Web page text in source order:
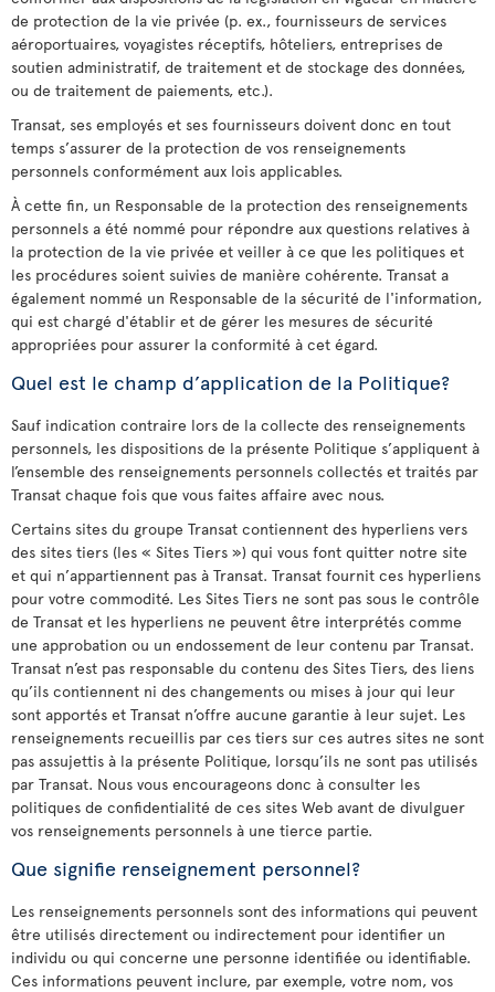
de protection de la vie privée (p. ex., fournisseurs de services
aéroportuaires, voyagistes réceptifs, hôteliers, entreprises de
soutien administratif, de traitement et de stockage des données,
ou de traitement de paiements, etc.).
Transat, ses employés et ses fournisseurs doivent donc en tout
temps s’assurer de la protection de vos renseignements
personnels conformément aux lois applicables.
À cette fin, un Responsable de la protection des renseignements
personnels a été nommé pour répondre aux questions relatives à
la protection de la vie privée et veiller à ce que les politiques et
les procédures soient suivies de manière cohérente. Transat a
également nommé un Responsable de la sécurité de l'information,
qui est chargé d'établir et de gérer les mesures de sécurité
appropriées pour assurer la conformité à cet égard.
Quel est le champ d’application de la Politique?
Sauf indication contraire lors de la collecte des renseignements
personnels, les dispositions de la présente Politique s’appliquent à
l’ensemble des renseignements personnels collectés et traités par
Transat chaque fois que vous faites affaire avec nous.
Certains sites du groupe Transat contiennent des hyperliens vers
des sites tiers (les « Sites Tiers ») qui vous font quitter notre site
et qui n’appartiennent pas à Transat. Transat fournit ces hyperliens
pour votre commodité. Les Sites Tiers ne sont pas sous le contrôle
de Transat et les hyperliens ne peuvent être interprétés comme
une approbation ou un endossement de leur contenu par Transat.
Transat n’est pas responsable du contenu des Sites Tiers, des liens
qu’ils contiennent ni des changements ou mises à jour qui leur
sont apportés et Transat n’offre aucune garantie à leur sujet. Les
renseignements recueillis par ces tiers sur ces autres sites ne sont
pas assujettis à la présente Politique, lorsqu’ils ne sont pas utilisés
par Transat. Nous vous encourageons donc à consulter les
politiques de confidentialité de ces sites Web avant de divulguer
vos renseignements personnels à une tierce partie.
Que signifie renseignement personnel?
Les renseignements personnels sont des informations qui peuvent
être utilisés directement ou indirectement pour identifier un
individu ou qui concerne une personne identifiée ou identifiable.
Ces informations peuvent inclure, par exemple, votre nom, vos